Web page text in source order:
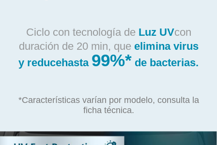
Ciclo con tecnología de Luz UVcon
duración de 20 min, que elimina virus
y reducehasta 99%* de bacterias.
*Características varían por modelo, consulta la
ficha técnica.